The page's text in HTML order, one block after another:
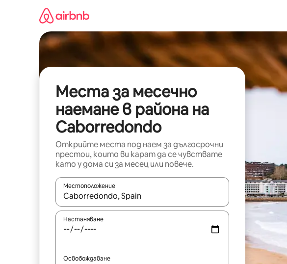
съдържанието
Места за месечно
наемане в района на
Caborredondo
Открийте места под наем за дългосрочни
престои, които ви карат да се чувствате
като у дома си за месец или повече.
Местоположение
Когато резултатите се покажат, използвайте клавишите със
Настаняване
Освобождаване